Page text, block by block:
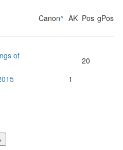
Canon^ AK Pos gPos
of
20
1